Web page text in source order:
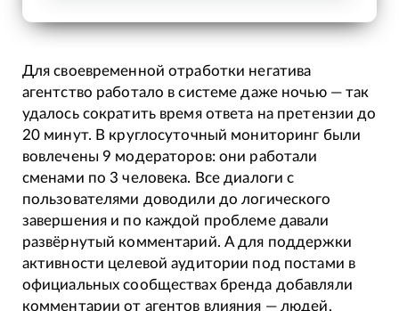
Для своевременной отработки негатива
агентство работало в системе даже ночью — так
удалось сократить время ответа на претензии до
20 минут. В круглосуточный мониторинг были
вовлечены 9 модераторов: они работали
сменами по 3 человека. Все диалоги с
пользователями доводили до логического
завершения и по каждой проблеме давали
развёрнутый комментарий. А для поддержки
активности целевой аудитории под постами в
официальных сообществах бренда добавляли
комментарии от агентов влияния — людей,